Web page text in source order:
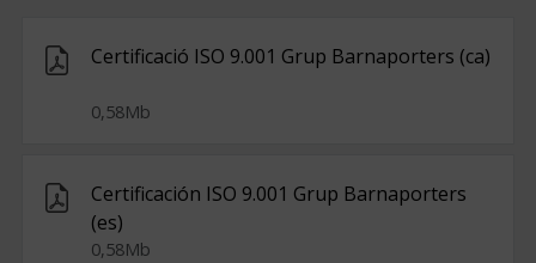
Certificació ISO 9.001 Grup Barnaporters (ca)
0,58Mb
Certificación ISO 9.001 Grup Barnaporters
(es)
0,58Mb